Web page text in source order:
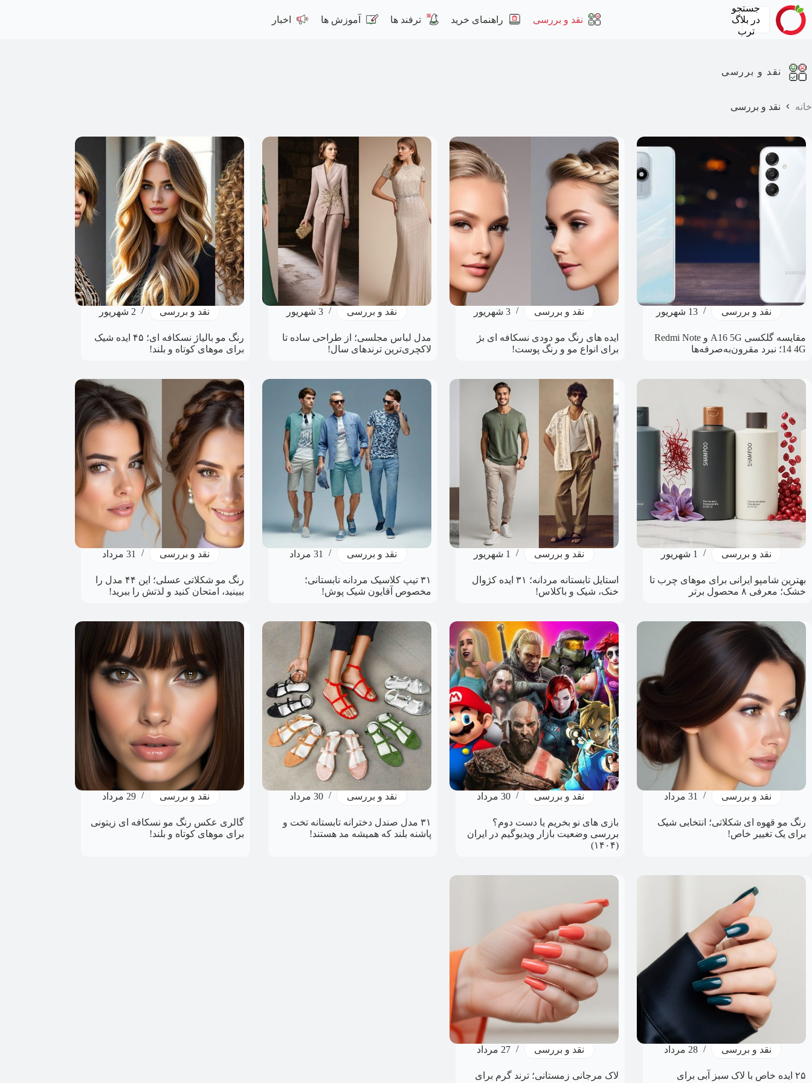
پرش
به
محتوا
جستجو
در بلاگ
ترب
نقد و بررسی راهنمای خرید ترفند ها آموزش ها اخبار
نقد و بررسی
خانه نقد و بررسی
نقد و بررسی 13 شهریور
مقایسه گلکسی A16 5G و Redmi Note
14 4G؛ نبرد مقرون‌به‌صرفه‌ها
نقد و بررسی 3 شهریور
ایده های رنگ مو دودی نسکافه ای بژ
برای انواع مو و رنگ پوست!
نقد و بررسی 3 شهریور
مدل لباس مجلسی؛ از طراحی ساده تا
لاکچری‌ترین ترندهای سال!
نقد و بررسی 2 شهریور
رنگ مو بالیاژ نسکافه ای؛ ۴۵ ایده‌ شیک
برای موهای کوتاه و بلند!
نقد و بررسی 1 شهریور
بهترین شامپو ایرانی برای موهای چرب تا
خشک؛ معرفی ۸ محصول برتر
نقد و بررسی 1 شهریور
استایل تابستانه مردانه؛ ۳۱ ایده کژوال
خنک، شیک و باکلاس!
نقد و بررسی 31 مرداد
۳۱ تیپ کلاسیک مردانه تابستانی؛
مخصوص آقایون شیک پوش!
نقد و بررسی 31 مرداد
رنگ مو شکلاتی عسلی؛ این ۴۴ مدل را
ببینید، امتحان کنید و لذتش را ببرید!
نقد و بررسی 31 مرداد
رنگ مو قهوه ای شکلاتی؛ انتخابی شیک
برای یک تغییر خاص!
نقد و بررسی 30 مرداد
بازی های نو بخریم یا دست دوم؟
بررسی وضعیت بازار ویدیوگیم در ایران
(۱۴۰۴)
نقد و بررسی 30 مرداد
۳۱ مدل صندل دخترانه تابستانه تخت و
پاشنه بلند که همیشه مد هستند!
نقد و بررسی 29 مرداد
گالری عکس رنگ مو نسکافه ای زیتونی
برای موهای کوتاه و بلند!
نقد و بررسی 28 مرداد
۲۵ ایده‌ خاص با لاک سبز آبی برای
نقد و بررسی 27 مرداد
لاک مرجانی زمستانی؛ ترند گرم برای